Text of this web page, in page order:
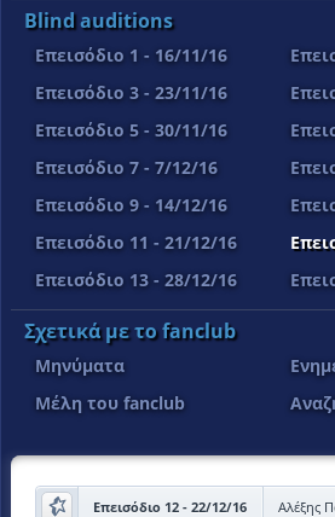
Blind auditions
Επεισόδιο 1 - 16/11/16
Επεισόδιο 3 - 23/11/16
Επεισόδιο 5 - 30/11/16
Επεισόδιο 7 - 7/12/16
Επεισόδιο 9 - 14/12/16
Επεισόδιο 11 - 21/12/16
Επεισόδιο 13 - 28/12/16
Σχετικά με το fanclub
Μηνύματα
Μέλη του fanclub
Επεισόδιο 12 - 22/12/16 Αλέξης